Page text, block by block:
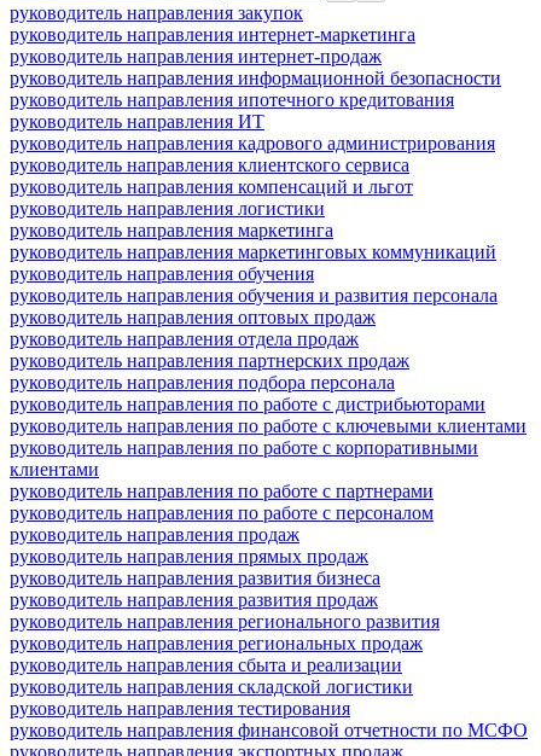
руководитель направления закупок
руководитель направления интернет-маркетинга
руководитель направления интернет-продаж
руководитель направления информационной безопасности
руководитель направления ипотечного кредитования
руководитель направления ИТ
руководитель направления кадрового администрирования
руководитель направления клиентского сервиса
руководитель направления компенсаций и льгот
руководитель направления логистики
руководитель направления маркетинга
руководитель направления маркетинговых коммуникаций
руководитель направления обучения
руководитель направления обучения и развития персонала
руководитель направления оптовых продаж
руководитель направления отдела продаж
руководитель направления партнерских продаж
руководитель направления подбора персонала
руководитель направления по работе с дистрибьюторами
руководитель направления по работе с ключевыми клиентами
руководитель направления по работе с корпоративными
клиентами
руководитель направления по работе с партнерами
руководитель направления по работе с персоналом
руководитель направления продаж
руководитель направления прямых продаж
руководитель направления развития бизнеса
руководитель направления развития продаж
руководитель направления регионального развития
руководитель направления региональных продаж
руководитель направления сбыта и реализации
руководитель направления складской логистики
руководитель направления тестирования
руководитель направления финансовой отчетности по МСФО
руководитель направления экспортных продаж